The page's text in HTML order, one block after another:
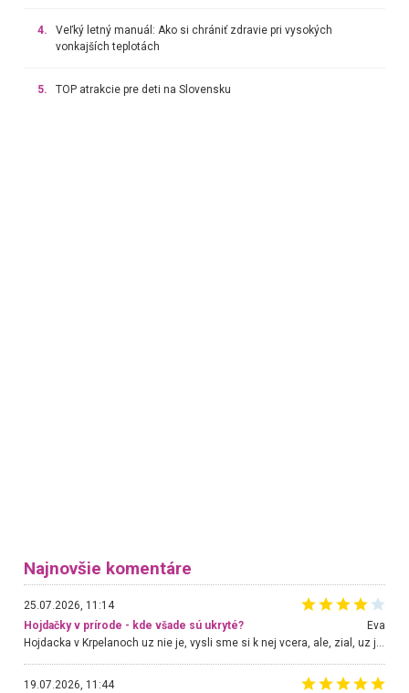
4.
Veľký letný manuál: Ako si chrániť zdravie pri vysokých
vonkajších teplotách
5. TOP atrakcie pre deti na Slovensku
Najnovšie komentáre
25.07.2026, 11:14
Hojdačky v prírode - kde všade sú ukryté?
Eva
Hojdacka v Krpelanoch uz nie je, vysli sme si k nej vcera, ale, zial, uz je znicena. Ak sem planujete cestu len kvoli hojdacke, mozete si ju usetrit. Krasny vyhlad je tu vsak aj bez hojdacky :-)
19.07.2026, 11:44